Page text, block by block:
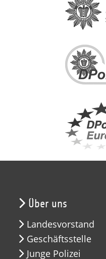
Über uns
Landesvorstand
Geschäftsstelle
Junge Polizei